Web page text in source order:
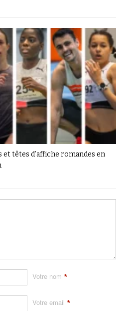
et têtes d’affiche romandes en
Votre nom *
Votre email *